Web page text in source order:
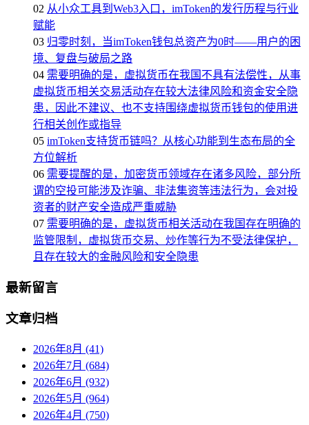
02 从小众工具到Web3入口，imToken的发行历程与行业
赋能
03 归零时刻，当imToken钱包总资产为0时——用户的困
境、复盘与破局之路
04 需要明确的是，虚拟货币在我国不具有法偿性，从事
虚拟货币相关交易活动存在较大法律风险和资金安全隐
患，因此不建议、也不支持围绕虚拟货币钱包的使用进
行相关创作或指导
05 imToken支持货币链吗？从核心功能到生态布局的全
方位解析
06 需要提醒的是，加密货币领域存在诸多风险，部分所
谓的空投可能涉及诈骗、非法集资等违法行为，会对投
资者的财产安全造成严重威胁
07 需要明确的是，虚拟货币相关活动在我国存在明确的
监管限制，虚拟货币交易、炒作等行为不受法律保护，
且存在较大的金融风险和安全隐患
最新留言
文章归档
2026年8月 (41)
2026年7月 (684)
2026年6月 (932)
2026年5月 (964)
2026年4月 (750)